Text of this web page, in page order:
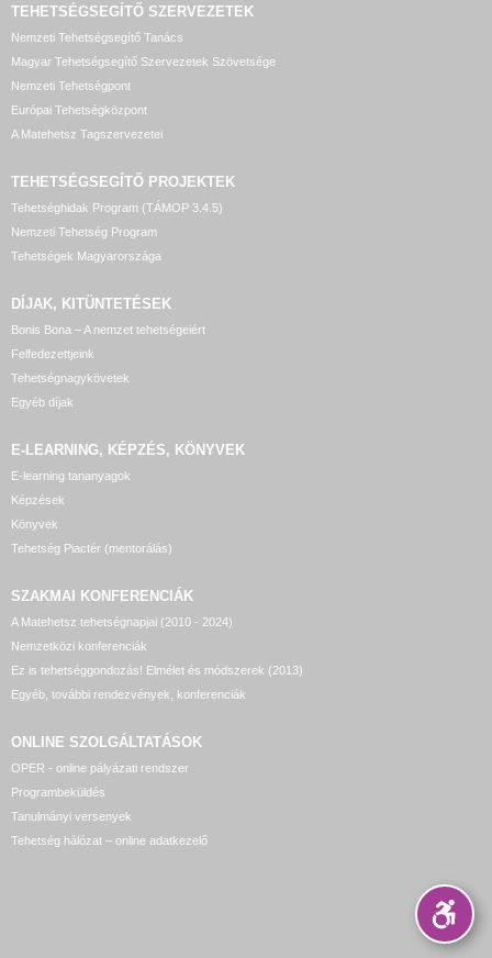
TEHETSÉGSEGÍTŐ SZERVEZETEK
Nemzeti Tehetségsegítő Tanács
Magyar Tehetségsegítő Szervezetek Szövetsége
Nemzeti Tehetségpont
Európai Tehetségközpont
A Matehetsz Tagszervezetei
TEHETSÉGSEGÍTŐ PROJEKTEK
Tehetséghidak Program (TÁMOP 3.4.5)
Nemzeti Tehetség Program
Tehetségek Magyarországa
DÍJAK, KITÜNTETÉSEK
Bonis Bona – A nemzet tehetségeiért
Felfedezettjeink
Tehetségnagykövetek
Egyéb díjak
E-LEARNING, KÉPZÉS, KÖNYVEK
E-learning tananyagok
Képzések
Könyvek
Tehetség Piactér (mentorálás)
SZAKMAI KONFERENCIÁK
A Matehetsz tehetségnapjai (2010 - 2024)
Nemzetközi konferenciák
Ez is tehetséggondozás! Elmélet és módszerek (2013)
Egyéb, további rendezvények, konferenciák
ONLINE SZOLGÁLTATÁSOK
OPER - online pályázati rendszer
Programbeküldés
Tanulmányi versenyek
Tehetség hálózat – online adatkezelő